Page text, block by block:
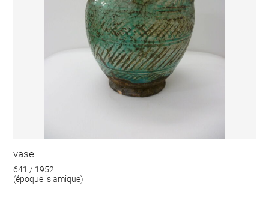
vase
641 / 1952
(époque islamique)